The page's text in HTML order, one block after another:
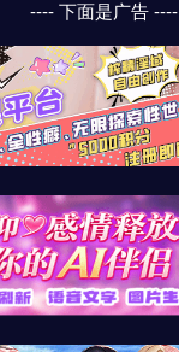
---- 下面是广告 ----